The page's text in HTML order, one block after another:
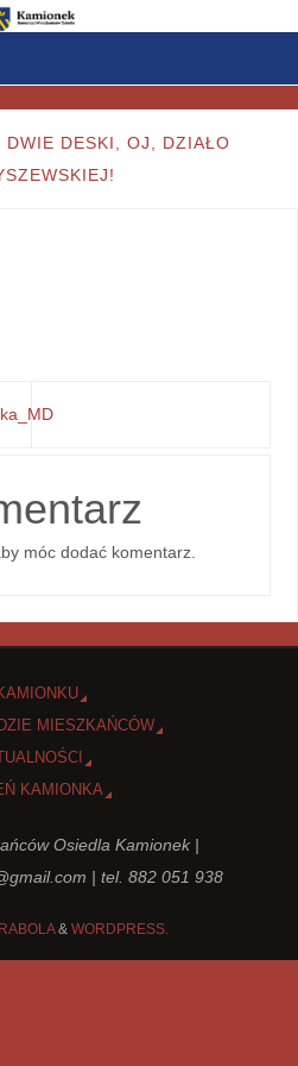
DWIE DESKI, OJ, DZIAŁO
móc dodać komentarz.
MIESZKAŃCÓW
KAMIONKA
Osiedla Kamionek |
| tel. 882 051 938
& WORDPRESS.